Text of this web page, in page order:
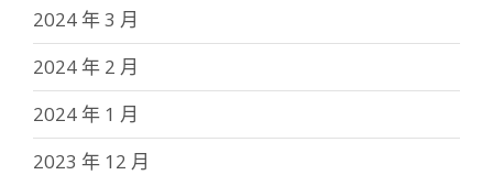
2024 年 3 月
2024 年 2 月
2024 年 1 月
2023 年 12 月